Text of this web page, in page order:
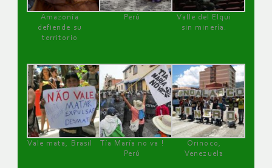
Amazonía
defiende su
territorio
Perú
Valle del Elqui
sin minería.
Vale mata, Brasil
Tía María no va !
Perú
Orinoco,
Venezuela